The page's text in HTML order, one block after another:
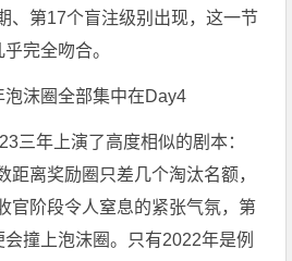
、第17个盲注级别出现，这一节
完全吻合。
泡沫圈全部集中在Day4
三年上演了高度相似的剧本：
距离奖励圈只差几个淘汰名额，
官阶段令人窒息的紧张气氛，第
撞上泡沫圈。只有2022年是例